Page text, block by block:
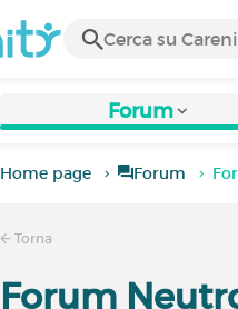
Forum
Home page Forum
Torna
Forum